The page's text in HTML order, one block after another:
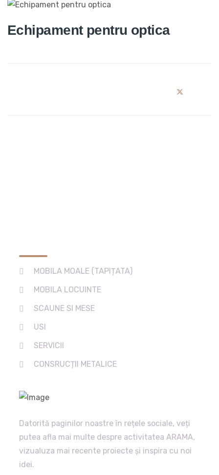
Echipament pentru optica
MOBILA MOALE (TAPIȚATA)
MOBILA LOCUINTE
SCAUNE SI MESE
USI
SERVICII
CONSRUCȚII METALICE
Datorită paginilor noastre în rețele sociale, veți
putea afla mai multe despre activitatea ARAMA,
vizualuza mai recente proiecte și inspira cu noi
idei.